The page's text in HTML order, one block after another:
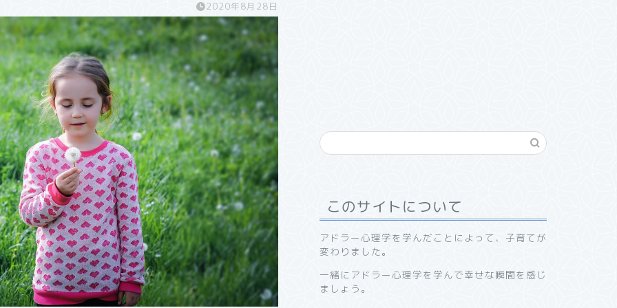
2020年8月28日
このサイトについて
アドラー心理学を学んだことによって、子育てが
変わりました。
一緒にアドラー心理学を学んで幸せな瞬間を感じ
ましょう。